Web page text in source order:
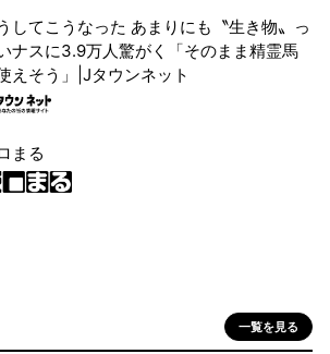
してこうなった あまりにも〝生き物〟っ
ナスに3.9万人驚がく「そのまま精霊馬
えそう」|Jタウンネット
まる
一覧を見る